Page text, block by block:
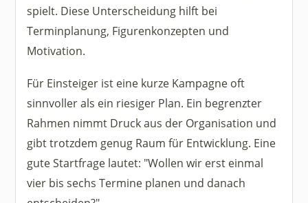
spielt. Diese Unterscheidung hilft bei
Terminplanung, Figurenkonzepten und
Motivation.
Für Einsteiger ist eine kurze Kampagne oft
sinnvoller als ein riesiger Plan. Ein begrenzter
Rahmen nimmt Druck aus der Organisation und
gibt trotzdem genug Raum für Entwicklung. Eine
gute Startfrage lautet: "Wollen wir erst einmal
vier bis sechs Termine planen und danach